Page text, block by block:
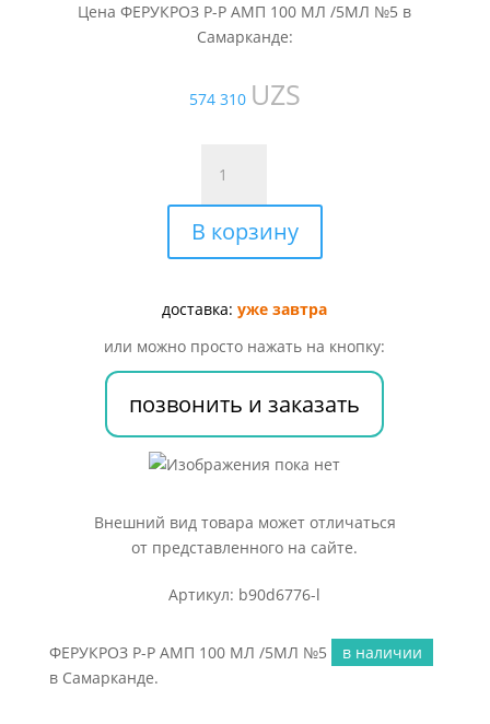
Цена ФЕРУКРОЗ Р-Р АМП 100 МЛ /5МЛ №5 в
Самарканде:
574 310 UZS
товара
ФЕРУКРОЗ
Р-
Р
100
/5МЛ
В корзину
доставка:уже завтра
или можно просто нажать на кнопку:
позвонить и заказать
Внешний вид товара может отличаться
от представленного на сайте.
Артикул: b90d6776-l
ФЕРУКРОЗ Р-Р АМП 100 МЛ /5МЛ №5
в наличии
в Самарканде.